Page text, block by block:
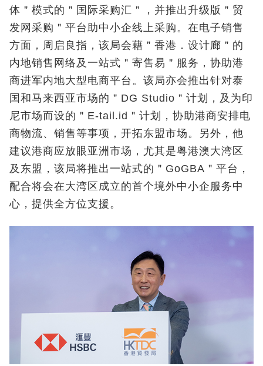
体＂模式的＂国际采购汇＂，并推出升级版＂贸
发网采购＂平台助中小企线上采购。在电子销售
方面，周启良指，该局会藉＂香港．设计廊＂的
内地销售网络及一站式＂寄售易＂服务，协助港
商进军内地大型电商平台。该局亦会推出针对泰
国和马来西亚市场的＂DG Studio＂计划，及为印
尼市场而设的＂E-tail.id＂计划，协助港商安排电
商物流、销售等事项，开拓东盟市场。另外，他
建议港商应放眼亚洲市场，尤其是粤港澳大湾区
及东盟，该局将推出一站式的＂GoGBA＂平台，
配合将会在大湾区成立的首个境外中小企服务中
心，提供全方位支援。